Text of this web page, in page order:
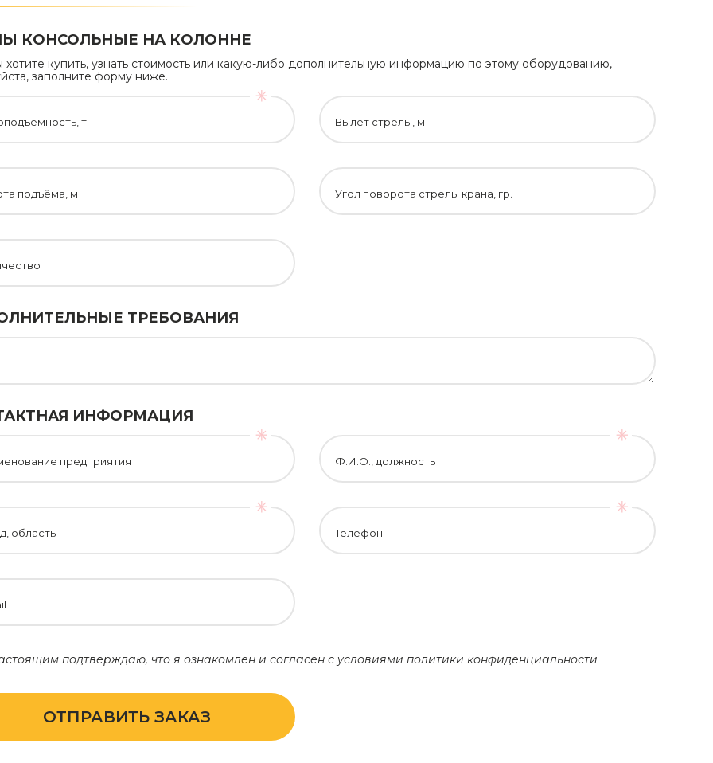
КОНСОЛЬНЫЕ НА КОЛОННЕ
хотите купить, узнать стоимость или какую-либо дополнительную информацию по этому оборудованию,
заполните форму ниже.
т Вылет стрелы, м
подъёма, м Угол поворота стрелы крана, гр.
ТРЕБОВАНИЯ
ИНФОРМАЦИЯ
предприятия Ф.И.О., должность
область Телефон
подтверждаю, что я ознакомлен и согласен с условиями политики конфиденциальности
ОТПРАВИТЬ ЗАКАЗ